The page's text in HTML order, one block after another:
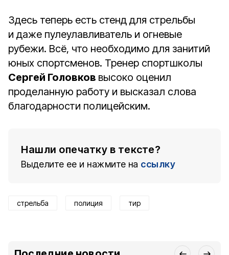
Здесь теперь есть стенд для стрельбы
и даже пулеулавливатель и огневые
рубежи. Всё, что необходимо для занитий
юных спортсменов. Тренер спортшколы
Сергей Головков высоко оценил
проделанную работу и высказал слова
благодарности полицейским.
Нашли опечатку в тексте?
Выделите ее и нажмите на ссылку
стрельба полиция тир